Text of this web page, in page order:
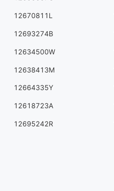
12670811L
12693274B
12634500W
12638413M
12664335Y
12618723A
12695242R